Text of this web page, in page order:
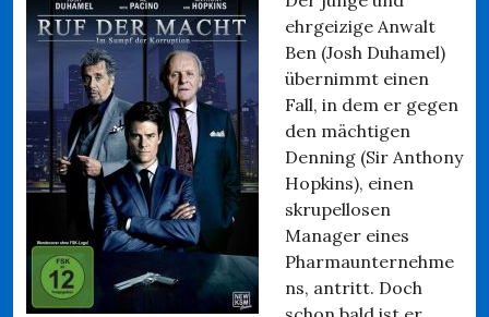
ehrgeizige Anwalt
Ben (Josh Duhamel)
übernimmt einen
Fall, in dem er gegen
den mächtigen
Denning (Sir Anthony
Hopkins), einen
skrupellosen
Manager eines
Pharmaunternehme
ns, antritt. Doch